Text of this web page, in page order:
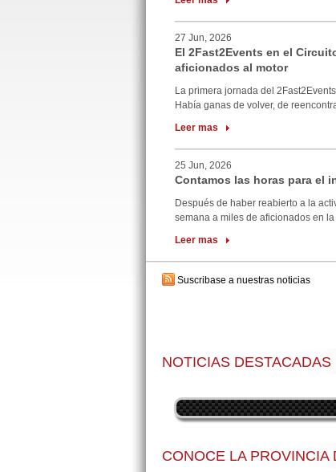
27 Jun, 2026
El 2Fast2Events en el
aficionados al motor
La primera jornada del
Había ganas de volver, de
Leer mas
25 Jun, 2026
Contamos las horas para el
Después de haber reabierto a la
semana a miles de aficionados en
Leer mas
Suscribase a nuestras noticias
NOTICIAS DESTACADAS
CONOCE LA PROVINCIA